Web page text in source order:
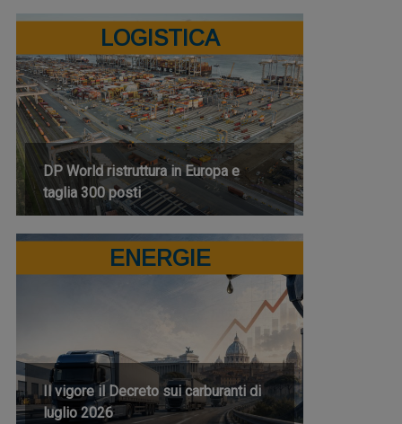
LOGISTICA
DP World ristruttura in Europa e
taglia 300 posti
ENERGIE
Il vigore il Decreto sui carburanti di
luglio 2026